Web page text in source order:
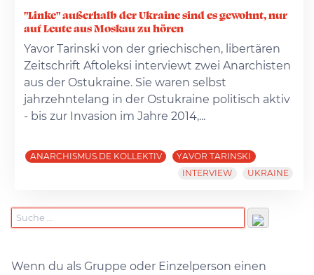
"Linke" außerhalb der Ukraine sind es gewohnt, nur
auf Leute aus Moskau zu hören
Yavor Tarinski von der griechischen, libertären
Zeitschrift Aftoleksi interviewt zwei Anarchisten
aus der Ostukraine. Sie waren selbst
jahrzehntelang in der Ostukraine politisch aktiv
- bis zur Invasion im Jahre 2014,...
ANARCHISMUS.DE KOLLEKTIV
YAVOR TARINSKI
INTERVIEW
UKRAINE
Wenn du als Gruppe oder Einzelperson einen